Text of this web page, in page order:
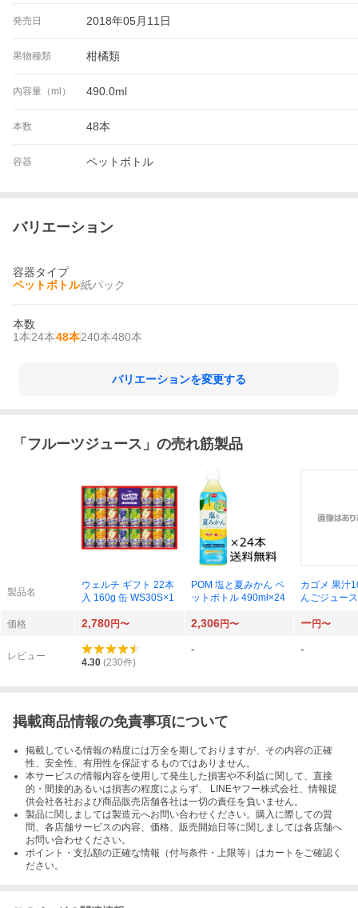
発売日 2018年05月11日
果物種類 柑橘類
内容量（ml） 490.0ml
本数 48本
容器 ペットボトル
バリエーション
容器タイプ
ペットボトル紙パック
本数
1本24本48本240本480本
バリエーションを変更する
「 フルーツジュース 」の売れ筋製品
製品名
ウェルチ ギフト 22本
入 160g 缶 WS30S×1
POM 塩と夏みかん ペ
ットボトル 490ml×24
カゴメ 果汁
んごジュー
価格
2,780円〜 2,306円〜 ー円〜
レビュー
4.30 (230件)
- -
掲載商品情報の免責事項について
掲載している情報の精度には万全を期しておりますが、その内容の正確
性、安全性、有用性を保証するものではありません。
本サービスの情報内容を使用して発生した損害や不利益に関して、直接
的・間接的あるいは損害の程度によらず、 LINEヤフー株式会社、情報提
供会社各社および商品販売店舗各社は一切の責任を負いません。
製品に関しましては製造元へお問い合わせください。購入に際しての質
問、各店舗サービスの内容、価格、販売開始日等に関しましては各店舗へ
お問い合わせください。
ポイント・支払額の正確な情報（付与条件・上限等）はカートをご確認く
ださい。